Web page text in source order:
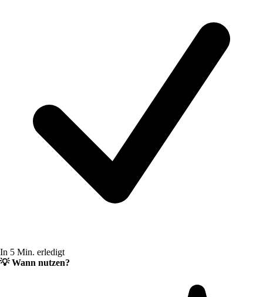
In 5 Min. erledigt
💡Wann nutzen?